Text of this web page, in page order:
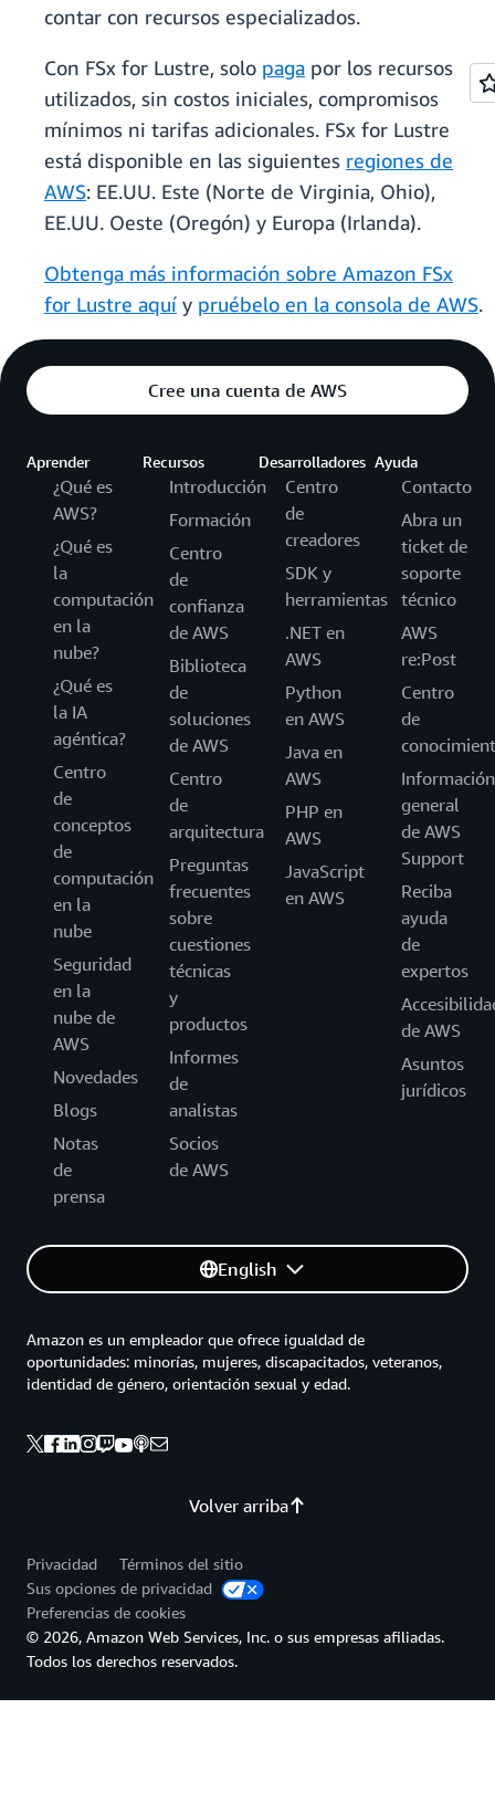
contar con recursos especializados.
Con FSx for Lustre, solo paga por los recursos
utilizados, sin costos iniciales, compromisos
mínimos ni tarifas adicionales. FSx for Lustre
está disponible en las siguientes regiones de
AWS: EE.UU. Este (Norte de Virginia, Ohio),
EE.UU. Oeste (Oregón) y Europa (Irlanda).
Obtenga más información sobre Amazon FSx
for Lustre aquí y pruébelo en la consola de AWS.
Cree una cuenta de AWS
Aprender
¿Qué es
AWS?
¿Qué es
la
computación
en la
nube?
¿Qué es
la IA
agéntica?
Centro
de
conceptos
de
computación
en la
nube
Seguridad
en la
nube de
AWS
Novedades
Blogs
Notas
de
prensa
Recursos
Introducción
Formación
Centro
de
confianza
de AWS
Biblioteca
de
soluciones
de AWS
Centro
de
arquitectura
Preguntas
frecuentes
sobre
cuestiones
técnicas
y
productos
Informes
de
analistas
Socios
de AWS
Desarrolladores
Centro
de
creadores
SDK y
herramientas
.NET en
AWS
Python
en AWS
Java en
AWS
PHP en
AWS
JavaScript
en AWS
Ayuda
Contacto
Abra un
ticket de
soporte
técnico
AWS
re:Post
Centro
de
Información
general
de AWS
Support
Reciba
ayuda
de
expertos
de AWS
Asuntos
jurídicos
English
Volver arriba
Amazon es un empleador que ofrece igualdad de
oportunidades: minorías, mujeres, discapacitados, veteranos,
identidad de género, orientación sexual y edad.
Privacidad
Términos del sitio
Sus opciones de privacidad
Preferencias de cookies
© 2026, Amazon Web Services, Inc. o sus empresas afiliadas.
Todos los derechos reservados.